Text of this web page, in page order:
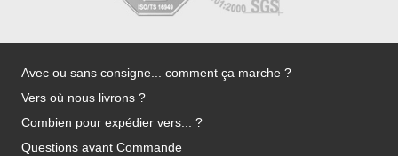
Avec ou sans consigne... comment ça marche ?
Vers où nous livrons ?
Combien pour expédier vers... ?
Questions avant Commande